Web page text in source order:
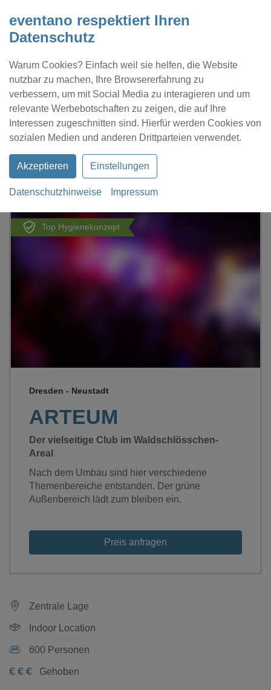
eventano respektiert Ihren
Datenschutz
Warum Cookies? Einfach weil sie helfen, die Website
nutzbar zu machen, Ihre Browsererfahrung zu
verbessern, um mit Social Media zu interagieren und um
relevante Werbebotschaften zu zeigen, die auf Ihre
Interessen zugeschnitten sind. Hierfür werden Cookies von
sozialen Medien und anderen Drittparteien verwendet.
Akzeptieren Einstellungen
Datenschutzhinweise Impressum
Kontakt Location eintragen Profil
ARTEUM
Top Hygienekonzept
ARTEUM
Dresden - Neustadt
Der vielseitige Club im Waldschlösschen-
Areal
Nach dem Umbau sind hier verschiedene
Themenbereiche entstanden. Der grüne
Außenbereich lädt zum bleiben ein.
Preis anfragen
Zentrale Lage
Indoor Location
600 Personen
€ € € Gehoben